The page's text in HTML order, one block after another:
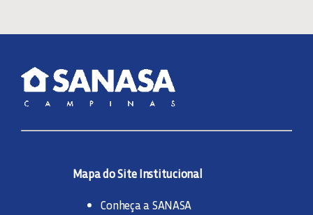
Mapa do Site Institucional
Conheça a SANASA